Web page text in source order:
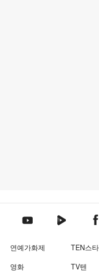
텐아시아 유튜브텐아시아 네
연예가화제 TEN스
영화
TV텐